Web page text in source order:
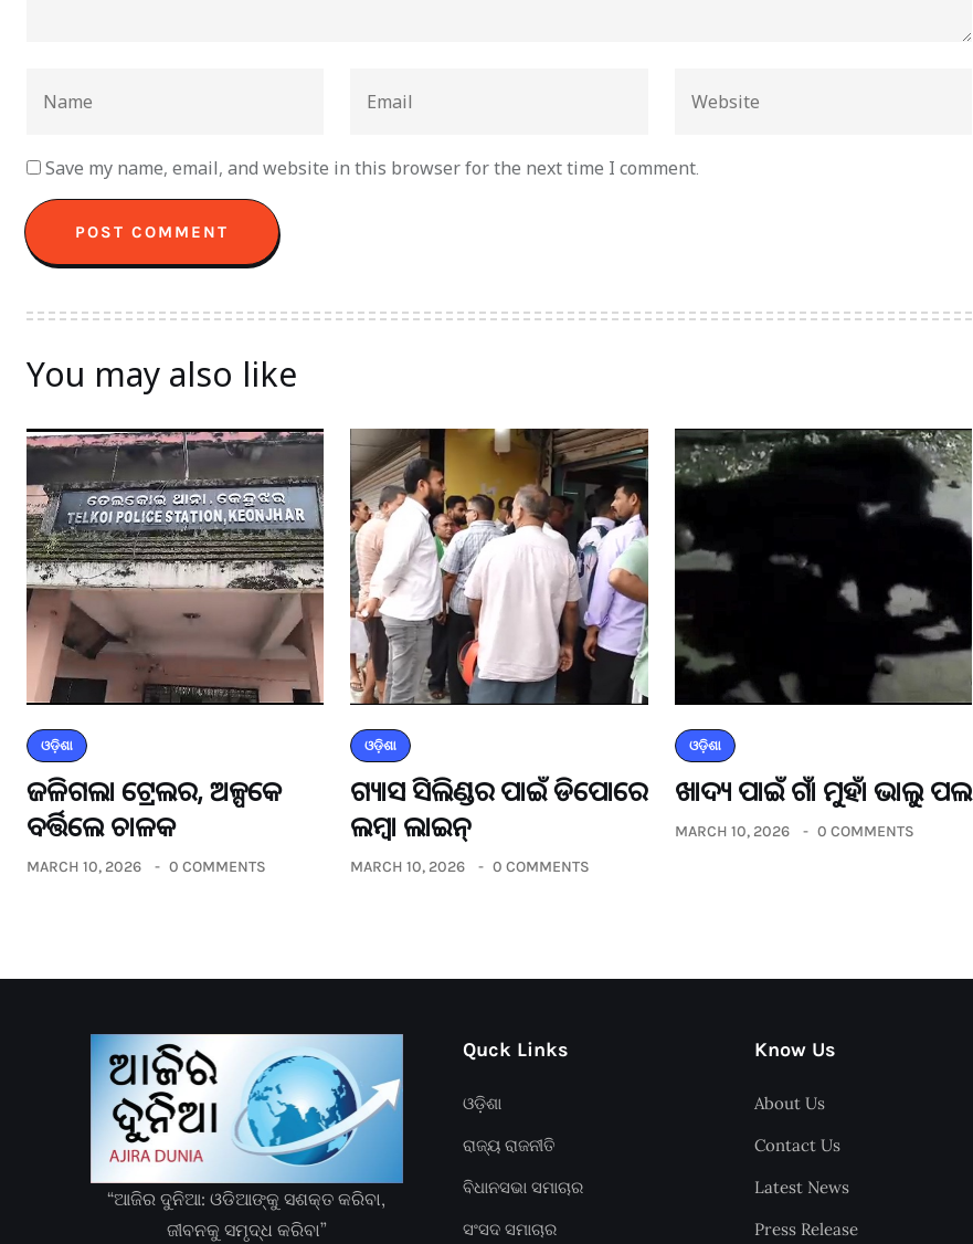
Save my name, email, and website in this browser for the next time I comment.
You may also like
ଓଡ଼ିଶା
ଜଳିଗଲା ଟ୍ରେଲର, ଅଳ୍ପକେ
ବର୍ତ୍ତିଲେ ଚାଳକ
MARCH 10, 2026 0 COMMENTS
ଓଡ଼ିଶା
ଗ୍ୟାସ ସିଲିଣ୍ଡର ପାଇଁ ଡିପୋରେ
ଲମ୍ବା ଲାଇନ୍
MARCH 10, 2026 0 COMMENTS
ଓଡ଼ିଶା
ଖାଦ୍ୟ ପାଇଁ ଗାଁ ମୁହାଁ ଭାଲୁ ପଲ
MARCH 10, 2026 0 COMMENTS
“ଆଜିର ଦୁନିଆ: ଓଡିଆଙ୍କୁ ସଶକ୍ତ କରିବା,
ଜୀବନକୁ ସମୃଦ୍ଧ କରିବା”
Quck Links
ଓଡ଼ିଶା
ରାଜ୍ୟ ରାଜନୀତି
ବିଧାନସଭା ସମାଚାର
ସଂସଦ ସମାଚାର
Know Us
About Us
Contact Us
Latest News
Press Release